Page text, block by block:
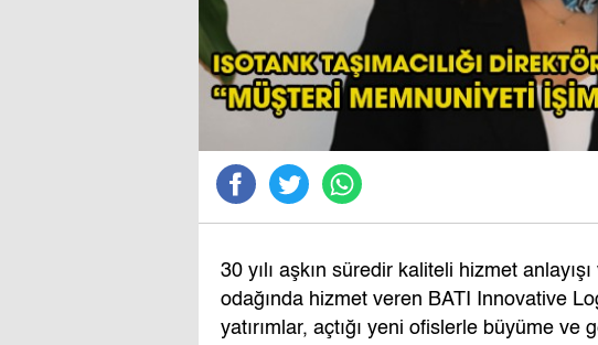
30 yılı aşkın süredir kaliteli hizmet
odağında hizmet veren BATI Innovative
yatırımlar, açtığı yeni ofislerle büyüme